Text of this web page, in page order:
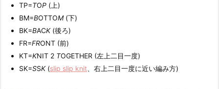
TP=TOP (上)
BM=BOTTOM(下)
BK=BACK(後ろ)
FR=FRONT (前)
KT=KNIT 2 TOGETHER (左上二目一度)
SK=SSK(slip slip knit 、右上二目一度に近い編み方)